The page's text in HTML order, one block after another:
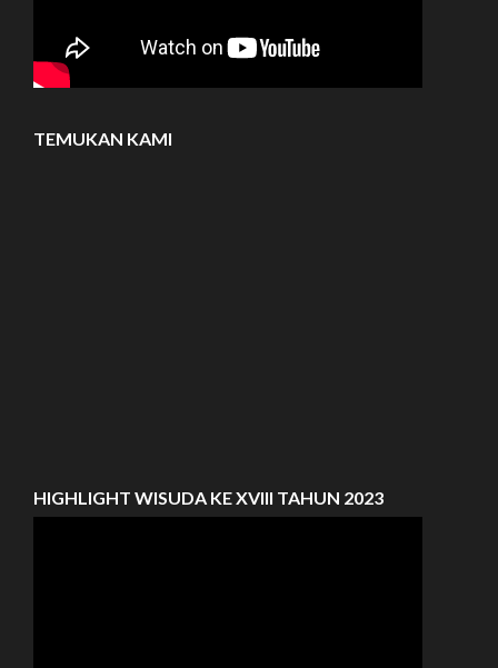
TEMUKAN KAMI
HIGHLIGHT WISUDA KE XVIII TAHUN 2023